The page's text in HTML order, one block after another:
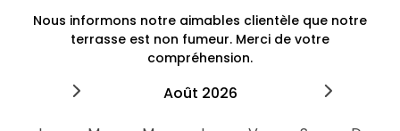
Nous informons notre aimables clientèle que notre
terrasse est non fumeur. Merci de votre
compréhension.
août 2026